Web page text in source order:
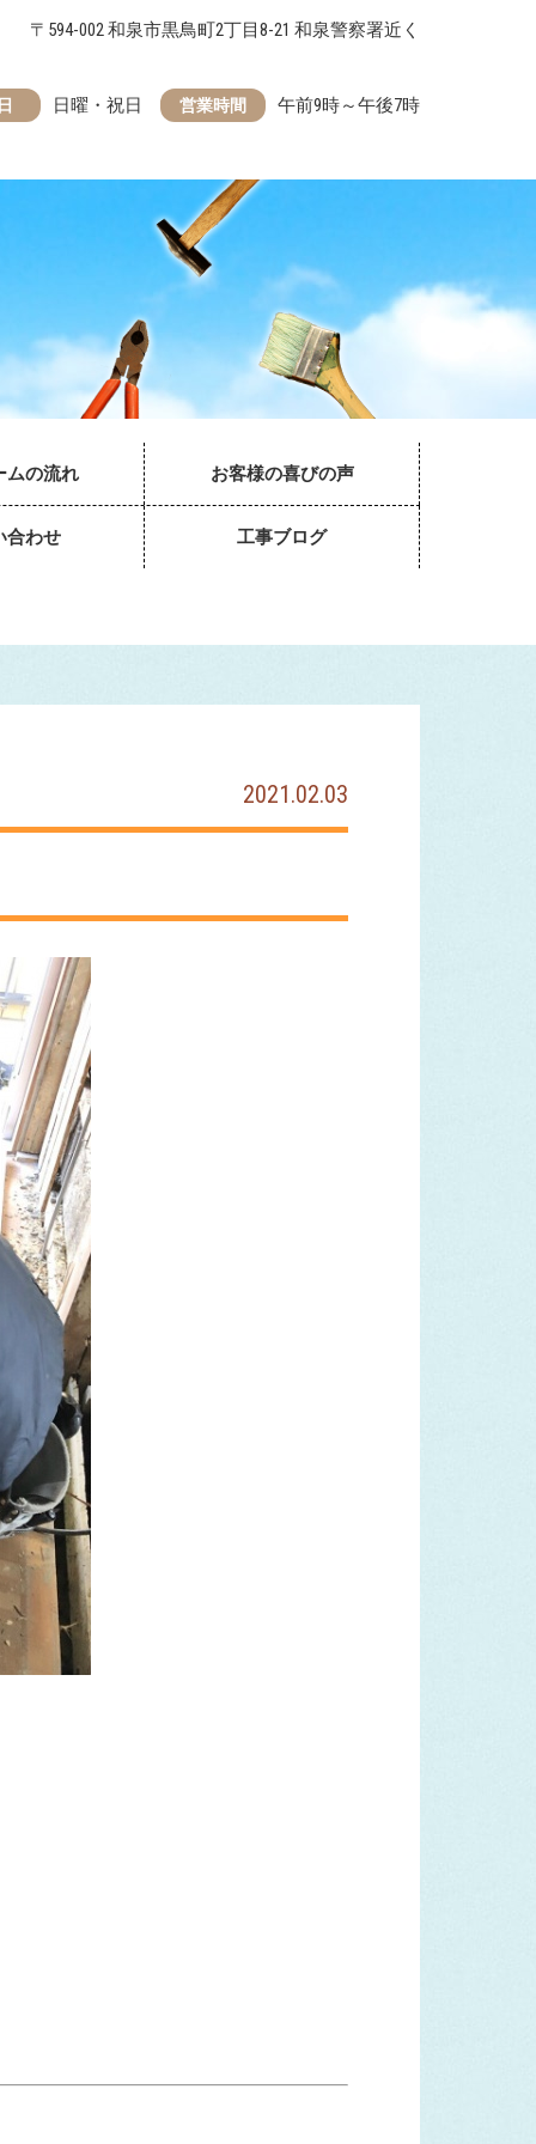
〒594-002 和泉市黒鳥町2丁目8-21 和泉警察署近く
営業時間 午前9時～午後7時
日曜・祝日
ムの流れ お客様の喜びの声
合わせ 工事ブログ
2021.02.03